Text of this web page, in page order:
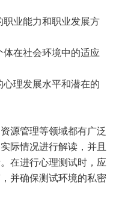
业能力和职业发展方
在社会环境中的适应
理发展水平和潜在的
源管理等领域都有广泛
际情况进行解读，并且
在进行心理测试时，应
并确保测试环境的私密